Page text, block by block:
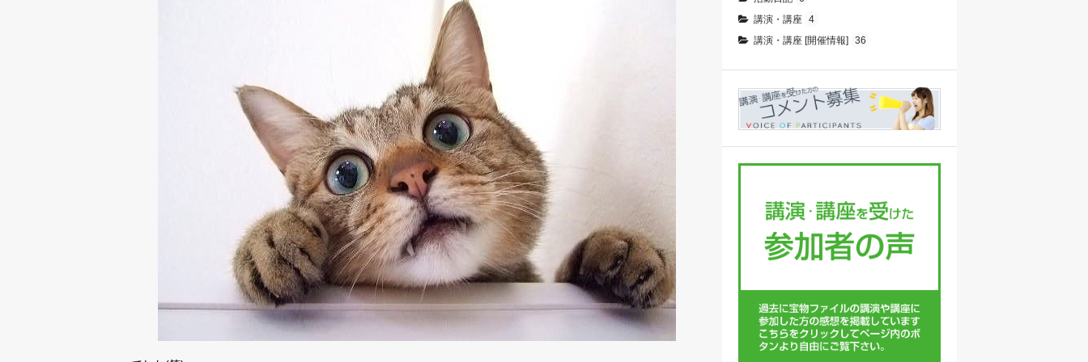
講演・講座 4
講演・講座 [開催情報] 36